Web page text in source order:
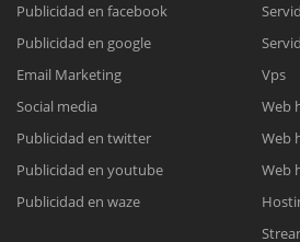
Reunión
Nuestros ejecutivos le enviarán un
Cotización
Complete el formulario y nos
Chat Online
Todos nuestros ejecutivos están fuera de
para enviarnos un correo electrónico
Publicidad en facebook
Publicidad en google
Email Marketing
Social media
Publicidad en twitter
Publicidad en youtube
Publicidad en waze
Vps
Web
Web
Web